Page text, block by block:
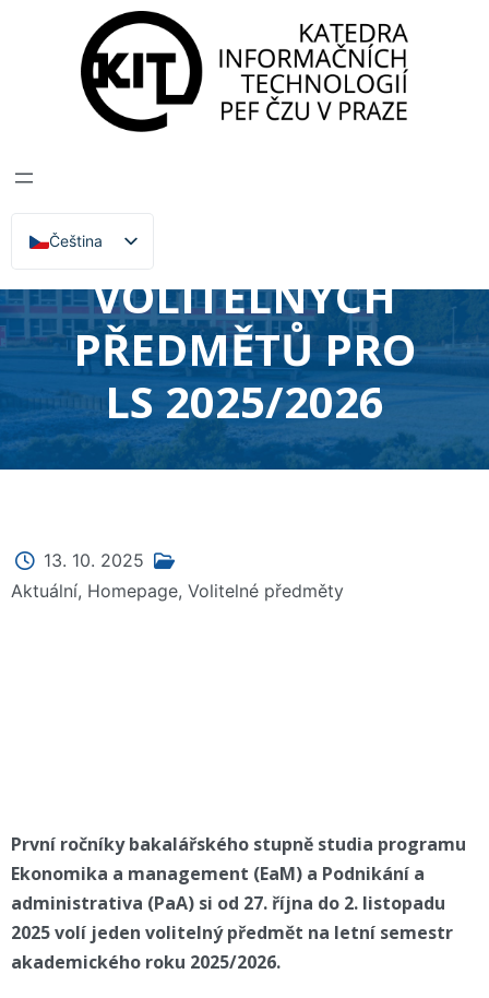
Čeština
English
informačních technologií
Zprávy, Akce,
BAKALÁŘSKÝ
VOLITELNÝCH
PŘEDMĚTŮ PRO
LS 2025/2026
13. 10. 2025
Aktuální, Homepage, Volitelné předměty
První ročníky bakalářského stupně studia programu
Ekonomika a management (EaM) a Podnikání a
administrativa (PaA) si od 27. října do 2. listopadu
2025 volí jeden volitelný předmět na letní semestr
akademického roku 2025/2026.